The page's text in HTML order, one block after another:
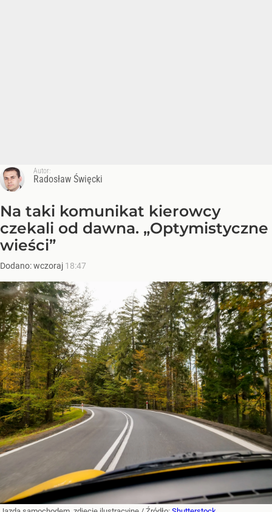
Autor:
Radosław Święcki
Na taki komunikat kierowcy
czekali od dawna. „Optymistyczne
wieści”
Dodano:wczoraj 18:47